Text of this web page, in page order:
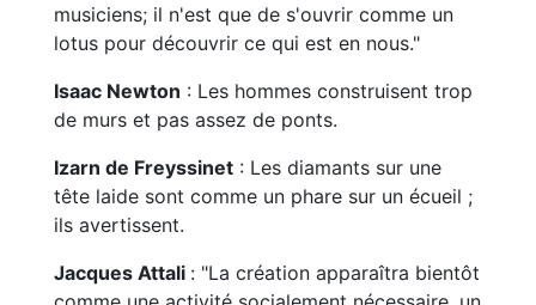
musiciens; il n'est que de s'ouvrir comme un
lotus pour découvrir ce qui est en nous."
Isaac Newton : Les hommes construisent trop
de murs et pas assez de ponts.
Izarn de Freyssinet : Les diamants sur une
tête laide sont comme un phare sur un écueil ;
ils avertissent.
Jacques Attali : "La création apparaîtra bientôt